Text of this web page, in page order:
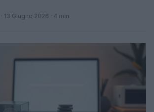
· 13 Giugno 2026 · 4 min